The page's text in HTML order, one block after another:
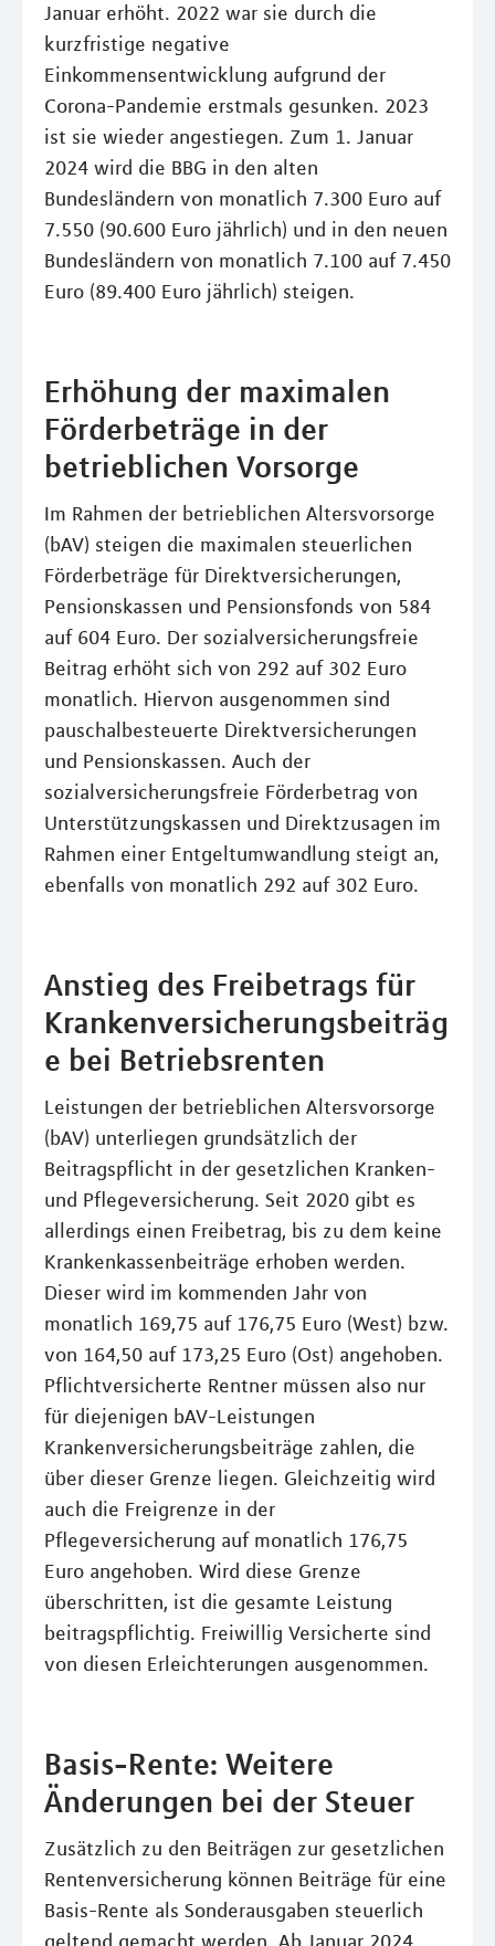
Januar erhöht. 2022 war sie durch die
kurzfristige negative
Einkommensentwicklung aufgrund der
Corona-Pandemie erstmals gesunken. 2023
ist sie wieder angestiegen. Zum 1. Januar
2024 wird die BBG in den alten
Bundesländern von monatlich 7.300 Euro auf
7.550 (90.600 Euro jährlich) und in den neuen
Bundesländern von monatlich 7.100 auf 7.450
Euro (89.400 Euro jährlich) steigen.
Erhöhung der maximalen
Förderbeträge in der
betrieblichen Vorsorge
Im Rahmen der betrieblichen Altersvorsorge
(bAV) steigen die maximalen steuerlichen
Förderbeträge für Direktversicherungen,
Pensionskassen und Pensionsfonds von 584
auf 604 Euro. Der sozialversicherungsfreie
Beitrag erhöht sich von 292 auf 302 Euro
monatlich. Hiervon ausgenommen sind
pauschalbesteuerte Direktversicherungen
und Pensionskassen. Auch der
sozialversicherungsfreie Förderbetrag von
Unterstützungskassen und Direktzusagen im
Rahmen einer Entgeltumwandlung steigt an,
ebenfalls von monatlich 292 auf 302 Euro.
Anstieg des Freibetrags für
Krankenversicherungsbeiträg
e bei Betriebsrenten
Leistungen der betrieblichen Altersvorsorge
(bAV) unterliegen grundsätzlich der
Beitragspflicht in der gesetzlichen Kranken-
und Pflegeversicherung. Seit 2020 gibt es
allerdings einen Freibetrag, bis zu dem keine
Krankenkassenbeiträge erhoben werden.
Dieser wird im kommenden Jahr von
monatlich 169,75 auf 176,75 Euro (West) bzw.
von 164,50 auf 173,25 Euro (Ost) angehoben.
Pflichtversicherte Rentner müssen also nur
für diejenigen bAV-Leistungen
Krankenversicherungsbeiträge zahlen, die
über dieser Grenze liegen. Gleichzeitig wird
auch die Freigrenze in der
Pflegeversicherung auf monatlich 176,75
Euro angehoben. Wird diese Grenze
überschritten, ist die gesamte Leistung
beitragspflichtig. Freiwillig Versicherte sind
von diesen Erleichterungen ausgenommen.
Basis-Rente: Weitere
Änderungen bei der Steuer
Zusätzlich zu den Beiträgen zur gesetzlichen
Rentenversicherung können Beiträge für eine
Basis-Rente als Sonderausgaben steuerlich